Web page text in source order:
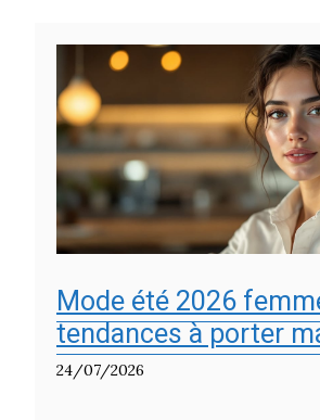
Mode été 2026
tendances à porter
24/07/2026